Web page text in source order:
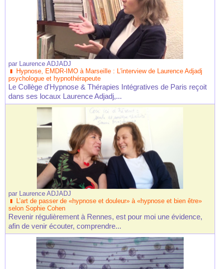
par Laurence ADJADJ
Hypnose, EMDR-IMO à Marseille : L'interview de Laurence Adjadj
psychologue et hypnothérapeute
Le Collège d'Hypnose & Thérapies Intégratives de Paris reçoit
dans ses locaux Laurence Adjadj,...
par Laurence ADJADJ
L’art de passer de «hypnose et douleur» à «hypnose et bien être»
selon Sophie Cohen
Revenir régulièrement à Rennes, est pour moi une évidence,
afin de venir écouter, comprendre...